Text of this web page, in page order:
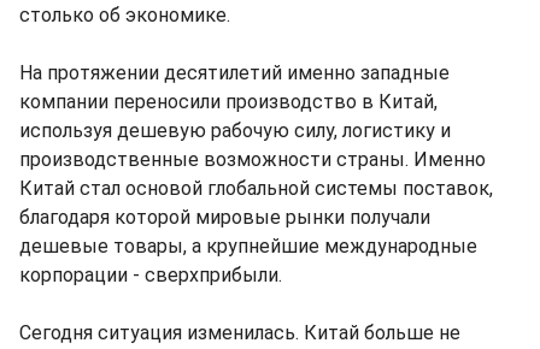
столько об экономике.
На протяжении десятилетий именно западные
компании переносили производство в Китай,
используя дешевую рабочую силу, логистику и
производственные возможности страны. Именно
Китай стал основой глобальной системы поставок,
благодаря которой мировые рынки получали
дешевые товары, а крупнейшие международные
корпорации - сверхприбыли.
Сегодня ситуация изменилась. Китай больше не